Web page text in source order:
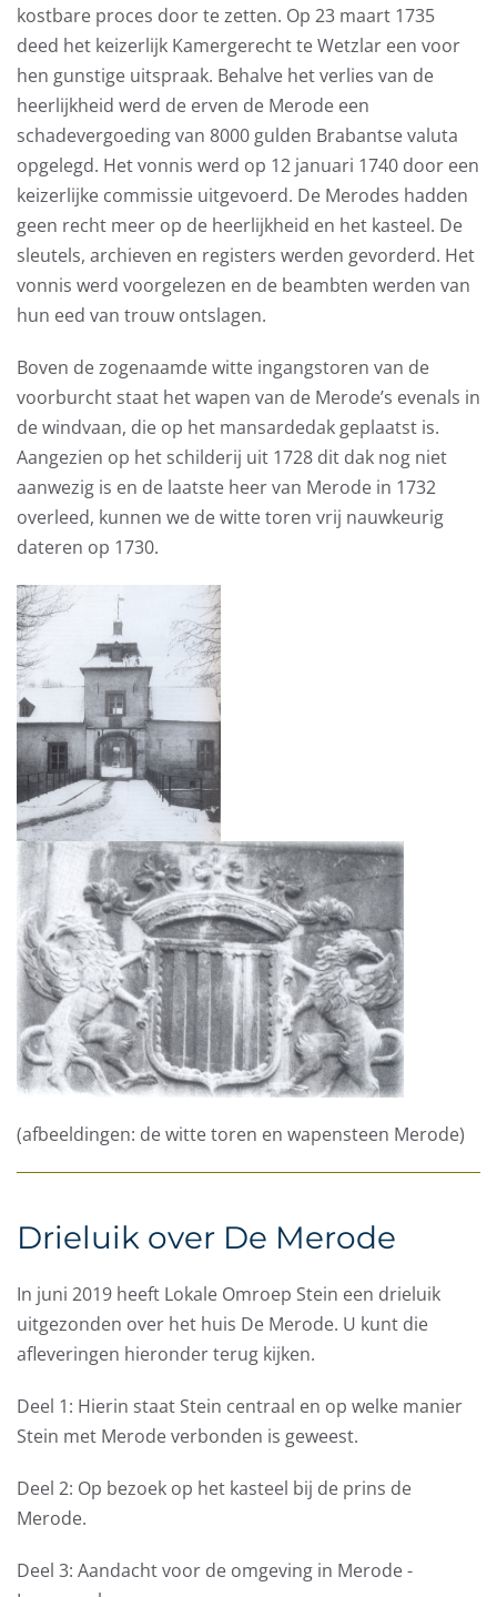
kostbare proces door te zetten. Op 23 maart 1735
deed het keizerlijk Kamergerecht te Wetzlar een voor
hen gunstige uitspraak. Behalve het verlies van de
heerlijkheid werd de erven de Merode een
schadevergoeding van 8000 gulden Brabantse valuta
opgelegd. Het vonnis werd op 12 januari 1740 door een
keizerlijke commissie uitgevoerd. De Merodes hadden
geen recht meer op de heerlijkheid en het kasteel. De
sleutels, archieven en registers werden gevorderd. Het
vonnis werd voorgelezen en de beambten werden van
hun eed van trouw ontslagen.
Boven de zogenaamde witte ingangstoren van de
voorburcht staat het wapen van de Merode’s evenals in
de windvaan, die op het mansardedak geplaatst is.
Aangezien op het schilderij uit 1728 dit dak nog niet
aanwezig is en de laatste heer van Merode in 1732
overleed, kunnen we de witte toren vrij nauwkeurig
dateren op 1730.
(afbeeldingen: de witte toren en wapensteen Merode)
Drieluik over De Merode
In juni 2019 heeft Lokale Omroep Stein een drieluik
uitgezonden over het huis De Merode. U kunt die
afleveringen hieronder terug kijken.
Deel 1: Hierin staat Stein centraal en op welke manier
Stein met Merode verbonden is geweest.
Deel 2: Op bezoek op het kasteel bij de prins de
Merode.
Deel 3: Aandacht voor de omgeving in Merode -